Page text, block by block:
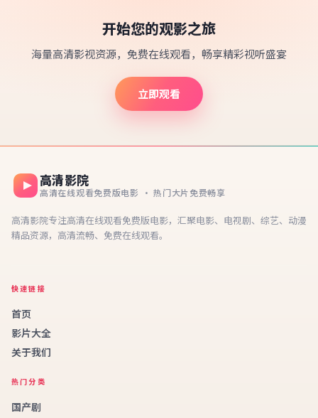
开始您的观影之旅
海量高清影视资源，免费在线观看，畅享精彩视听盛宴
立即观看
高清影院
高清在线观看免费版电影 · 热门大片免费畅享
高清影院专注高清在线观看免费版电影，汇聚电影、电视剧、综艺、动漫
精品资源，高清流畅、免费在线观看。
快速链接
首页
影片大全
关于我们
热门分类
国产剧